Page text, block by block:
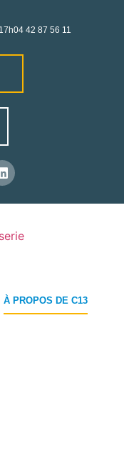
04 42 87 56 11
À PROPOS DE C13